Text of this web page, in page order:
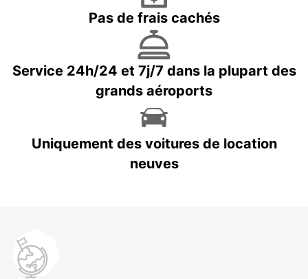
Pas de frais cachés
Service 24h/24 et 7j/7 dans la plupart des
grands aéroports
Uniquement des voitures de location
neuves